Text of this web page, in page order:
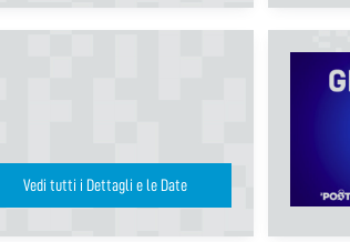
Vedi tutti i Dettagli e le Date